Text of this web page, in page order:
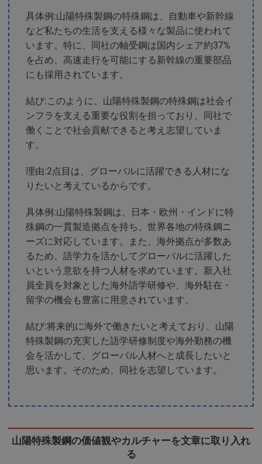
具体例:山陽特殊製鋼の特殊鋼は、自動車や新幹線
など私たちの生活を支える様々な製品に使われて
います。特に、同社の軸受鋼は国内シェア約37%
を占め、高速走行を可能にする新幹線の重要部品
にも採用されています。
結び:このように、山陽特殊製鋼の特殊鋼は社会イ
ンフラを支える重要な役割を担っており、同社で
働くことで社会貢献できると考え志望していま
す。
理由:2点目は、グローバルに活躍できる人材にな
りたいと考えているからです。
具体例:山陽特殊製鋼は、日本・欧州・インドに特
殊鋼の一貫製造拠点を持ち、世界各地の特殊鋼ニ
ーズに対応しています。また、海外拠点が多数あ
るため、語学力を活かしてグローバルに活躍した
いという意欲を持つ人材を求めています。新入社
員全員を対象とした海外語学研修や、海外駐在・
留学の機会も豊富に用意されています。
結び:将来的に海外で働きたいと考えており、山陽
特殊製鋼の充実した語学研修制度や海外勤務の機
会を活かして、グローバル人材へと成長したいと
思います。そのため、同社を志望しています。
山陽特殊製鋼の価値観やカルチャーを文章に取り入れ
る